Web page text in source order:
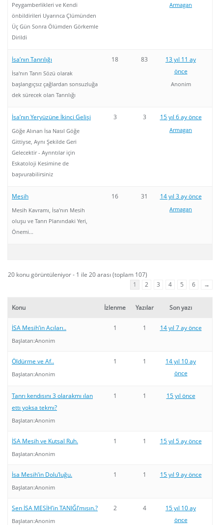
Peygamberlikleri ve Kendi
önbildirileri Uyarınca Çlümünden
Üç Gün Sonra Ölümden Görkemle
Dirildi
Armagan
İsa’nın Tanrılığı
İsa'nın Tanrı Sözü olarak
başlangıçsız çağlardan sonsuzluğa
dek sürecek olan Tanrılığı
18 83
13 yıl 11 ay
önce
Anonim
İsa’nın Yeryüzüne İkinci Gelişi
Göğe Alınan İsa Nasıl Göğe
Gittiyse, Aynı Şekilde Geri
Gelecektir - Ayrıntılar için
Eskatoloji Kesimine de
başvurabilirsiniz
3 3 15 yıl 6 ay önce
Armagan
Mesih
Mesih Kavramı, İsa'nın Mesih
oluşu ve Tanrı Planındaki Yeri,
Önemi...
16 31 14 yıl 3 ay önce
Armagan
20 konu görüntüleniyor - 1 ile 20 arası (toplam 107)
1
2 3 4 5 6 →
Konu İzlenme Yazılar Son yazı
İSA Mesih’in Acıları..
Başlatan:Anonim
1 1 14 yıl 7 ay önce
Öldürme ve Af..
Başlatan:Anonim
1 1
14 yıl 10 ay
önce
Tanrı kendısını 3 olarakmı ılan
ettı yoksa tekmı?
Başlatan:Anonim
1 1 15 yıl önce
İSA Mesih ve Kutsal Ruh.
Başlatan:Anonim
1 1 15 yıl 5 ay önce
İsa Mesih’in Dolu’luğu.
Başlatan:Anonim
1 1 15 yıl 9 ay önce
Sen İSA MESİH’in TANIĞI’mısın.?
Başlatan:Anonim
2 4
15 yıl 10 ay
önce